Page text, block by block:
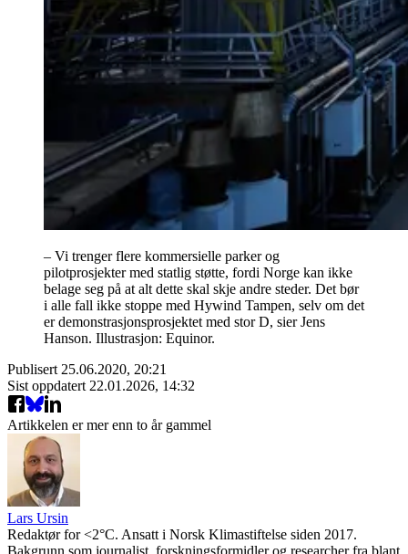
– Vi trenger flere kommersielle parker og
pilotprosjekter med statlig støtte, fordi Norge kan ikke
belage seg på at alt dette skal skje andre steder. Det bør
i alle fall ikke stoppe med Hywind Tampen, selv om det
er demonstrasjonsprosjektet med stor D, sier Jens
Hanson. Illustrasjon: Equinor.
Publisert 25.06.2020, 20:21
Sist oppdatert 22.01.2026, 14:32
Artikkelen er mer enn to år gammel
Lars Ursin
Redaktør for <2°C. Ansatt i Norsk Klimastiftelse siden 2017.
Bakgrunn som journalist, forskningsformidler og researcher fra blant